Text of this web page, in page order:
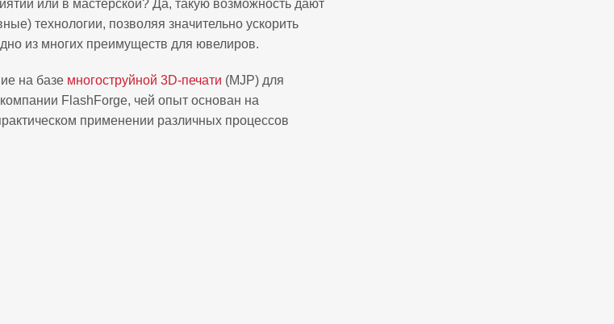
или в мастерской? Да, такую возможность дают
технологии, позволяя значительно ускорить
из многих преимуществ для ювелиров.
на базе многоструйной 3D‑печати (MJP) для
FlashForge, чей опыт основан на
применении различных процессов